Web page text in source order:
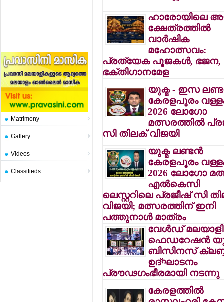
Matrimony
Gallery
Videos
Classifieds
ഹാരോയിലെ
ക്ഷേത്രത്തില്‍
വാര്‍ഷിക
മഹോത്സവം:
പ്രത്യേക പൂജകള്‍, ഭജന,
ഭക്തിഗാനമേള
യുക്മ - ഇസ
കേരളപൂരം
2026 ലോഗോ
മത്സരത്തില്‍
സി തിലക് വിജയി
യുക്മ ലണ്ടന്‍
കേരളപൂരം
2026 ലോഗോ
എല്‍കെസി
ലെസ്റ്ററിലെ പ്രജീഷ് സി
വിജയി; മത്സരത്തിന് ഇനി
പത്തുനാള്‍ മാത്രം
വേള്‍ഡ് മലയാളി
ഫെഡറേഷന്‍
ബിസിനസ്
ഉദ്ഘാടനം
പ്രൗഢഗംഭീരമായി നടന്നു
കേരളത്തില്‍